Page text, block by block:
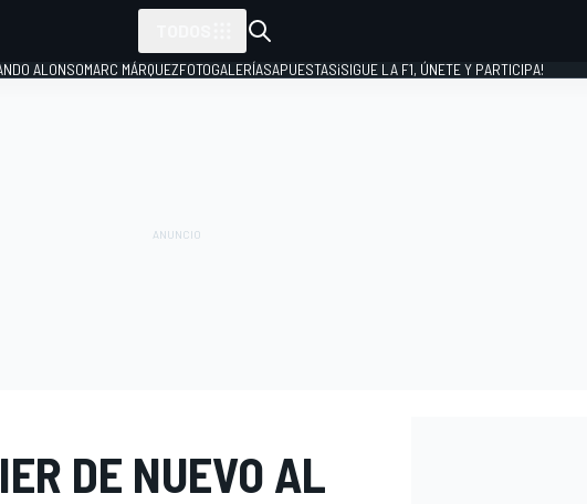
ALONSOMARC MÁRQUEZFOTOGALERÍASAPUESTAS¡SIGUE LA F1, ÚNETE Y PARTICIPA!
DE NUEVO AL